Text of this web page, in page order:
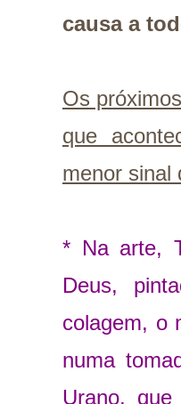
causa a
Os
que
menor sinal
* Na arte,
Deus,
colagem, o
numa
Urano,